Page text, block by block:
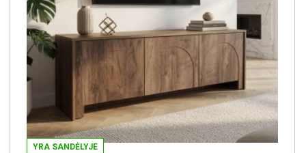
YRA SANDĖLYJE